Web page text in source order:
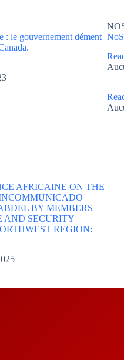
: le gouvernement dément
AFRICAINE ON THE
BY MEMBERS
AND SECURITY
REGION: